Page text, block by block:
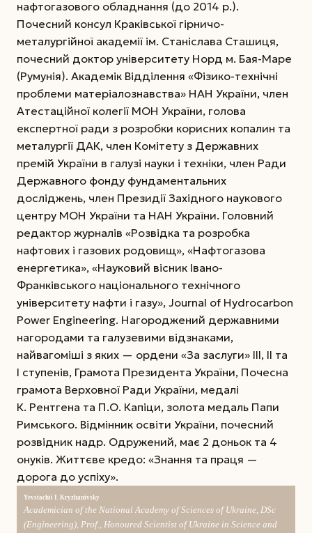
нафтогазового обладнання (до 2014 р.).
Почесний консул Краківської гірничо-
металургійної академії ім. Станіслава Сташиця,
почесний доктор університету Норд м. Бая-Маре
(Румунія). Академік Відділення «Фізико-технічні
проблеми матеріалознавства» НАН України, член
Атестаційної колегії МОН України, голова
експертної ради з розробки корисних копалин та
металургії ДАК, член Комітету з Державних
премій України в галузі науки і техніки, член Ради
Державного фонду фундаментальних
досліджень, член Президії Західного наукового
центру МОН України та НАН України. Головний
редактор журналів «Розвідка та розробка
нафтових і газових родовищ», «Нафтогазова
енергетика», «Науковий вісник Івано-
Франківського національного технічного
університету нафти і газу», Journal of Hydrocarbon
Power Engineering. Нагороджений державними
нагородами та галузе­вими відзнаками,
найвагоміші з яких — ордени «За заслуги» III, II та
I ступенів, Грамота Президента Украї­ни, Почесна
грамота Верховної Ради України, медалі
К. Рентгена та П.О. Капіци, золота медаль Папи
Римського. Відмінник освіти України, почесний
розвідник надр. Одружений, має 2 доньок та 4
онуків. Життєве кредо: «Знання та праця —
дорога до успіху».
Yevstachii I. Kryzhanivsky
Academician of the National Academy of Sciences of Ukraine, DSc
(Engineering), Prof., Honoured Scientist of Ukraine in Science and